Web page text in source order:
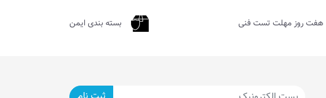
هفت روز مهلت تست فنی بسته بندی ایمن